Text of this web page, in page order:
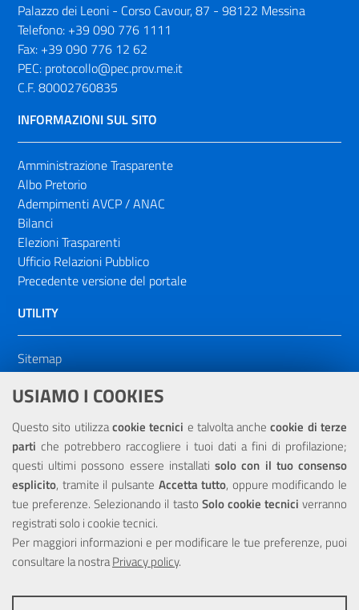
USIAMO I COOKIES
Questo sito utilizzacookie tecnici e talvolta anchecookie di terze
parti che potrebbero raccogliere i tuoi dati a fini di profilazione;
questi ultimi possono essere installatisolo con il tuo consenso
esplicito, tramite il pulsante Accetta tutto, oppure modificando le
tue preferenze. Selezionando il tasto Solo cookie tecnici verranno
registrati solo i cookie tecnici.
Per maggiori informazioni e per modificare le tue preferenze, puoi
consultare la nostraPrivacy policy.
Palazzo dei Leoni - Corso Cavour, 87 - 98122 Messina
Telefono: +39 090 776 1111
Fax: +39 090 776 12 62
PEC: protocollo@pec.prov.me.it
C.F. 80002760835
INFORMAZIONI SUL SITO
Amministrazione Trasparente
Albo Pretorio
Adempimenti AVCP / ANAC
Bilanci
Elezioni Trasparenti
Ufficio Relazioni Pubblico
Precedente versione del portale
UTILITY
Sitemap
Dichiarazione di accessibilità
NOTE LEGALI
Privacy
Portale realizzato con la partecipazione finanziaria dell'Unione
Europea tramite i fondi del POR Sicilia 2000/2006 Misura 6.05 -